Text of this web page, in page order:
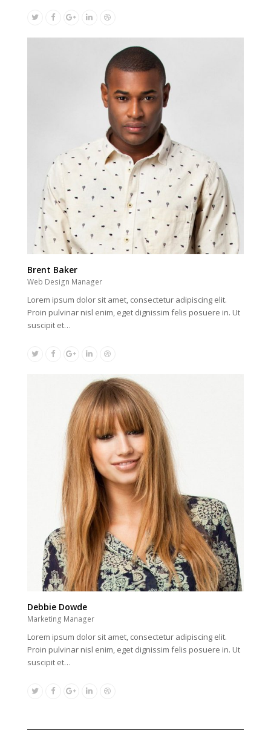
TwitterFacebook
GoogleLinkedinDribbble
Brent Baker
Web Design Manager
Lorem ipsum dolor sit amet, consectetur adipiscing elit.
Proin pulvinar nisl enim, eget dignissim felis posuere in. Ut
suscipit et…
TwitterFacebook
GoogleLinkedinDribbble
Debbie Dowde
Marketing Manager
Lorem ipsum dolor sit amet, consectetur adipiscing elit.
Proin pulvinar nisl enim, eget dignissim felis posuere in. Ut
suscipit et…
TwitterFacebook
GoogleLinkedinDribbble